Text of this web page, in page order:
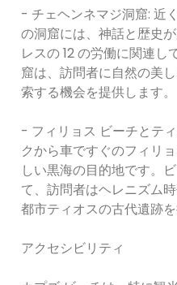
- チェヘンネマジ洞窟: 近
の洞窟には、神話と歴史
レスの 12 の労働に関連
窟は、訪問者に自然の美
索する機会を提供します。
- フィリョス ビーチとテ
クから車ですぐのフィリ
しい黒海の目的地です。
て、訪問者はヘレニズム
都市ティオスの古代遺跡
アクセシビリティ